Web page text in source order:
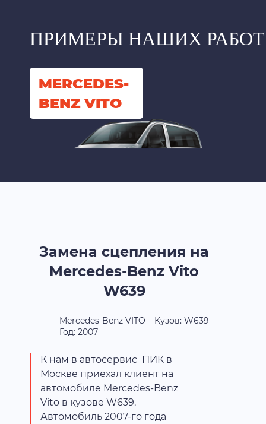
ПРИМЕРЫ НАШИХ РАБОТ
MERCEDES-
BENZ VITO
Замена сцепления на
Mercedes-Benz Vito
W639
Mercedes-Benz VITO
Кузов: W639
Год: 2007
К нам в автосервис ПИК в
Москве приехал клиент на
автомобиле Mercedes-Benz
Vito в кузове W639.
Автомобиль 2007-го года